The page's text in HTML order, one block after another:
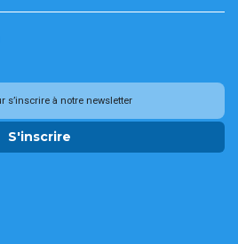
S'inscrire